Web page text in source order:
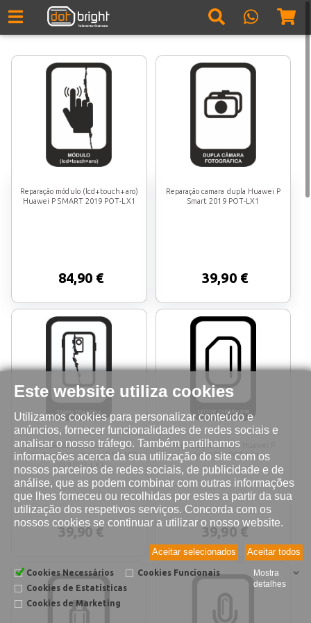
Este website utiliza cookies
Utilizamos cookies para personalizar conteúdo e
anúncios, fornecer funcionalidades de redes sociais e
analisar o nosso tráfego. Também partilhamos
informações acerca da sua utilização do site com os
nossos parceiros de redes sociais, de publicidade e de
análise, que as podem combinar com outras informações
que lhes forneceu ou recolhidas por estes a partir da sua
utilização dos respetivos serviços. Concorda com os
nossos cookies se continuar a utilizar o nosso website.
Aceitar todos
Aceitar selecionados
Cookies Necessários
Cookies Funcionais
Cookies de Estatísticas
Cookies de Marketing
Mostra
detalhes
Reparação módulo (lcd+touch+aro)
Huawei P SMART 2019 POT-LX1
84,90 €
Reparação camara dupla Huawei P
Smart 2019 POT-LX1
39,90 €
Reparação tampa traseira inclui
lente da câmara Huawei P SMART
2019 POT-LX1
39,90 €
Reparação leitor SIM Huawei P
Smart 2019 POT-LX1
39,90 €